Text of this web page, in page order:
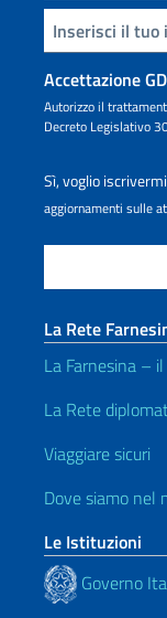
Inserisci la tua email
Accettazione
Autorizzo il
Decreto Legislativo
Sì, voglio
aggiornamenti sulle
La Rete
La Farnesina –
La Rete
Viaggiare sicuri
Dove siamo nel
Le Istituzioni
Governo